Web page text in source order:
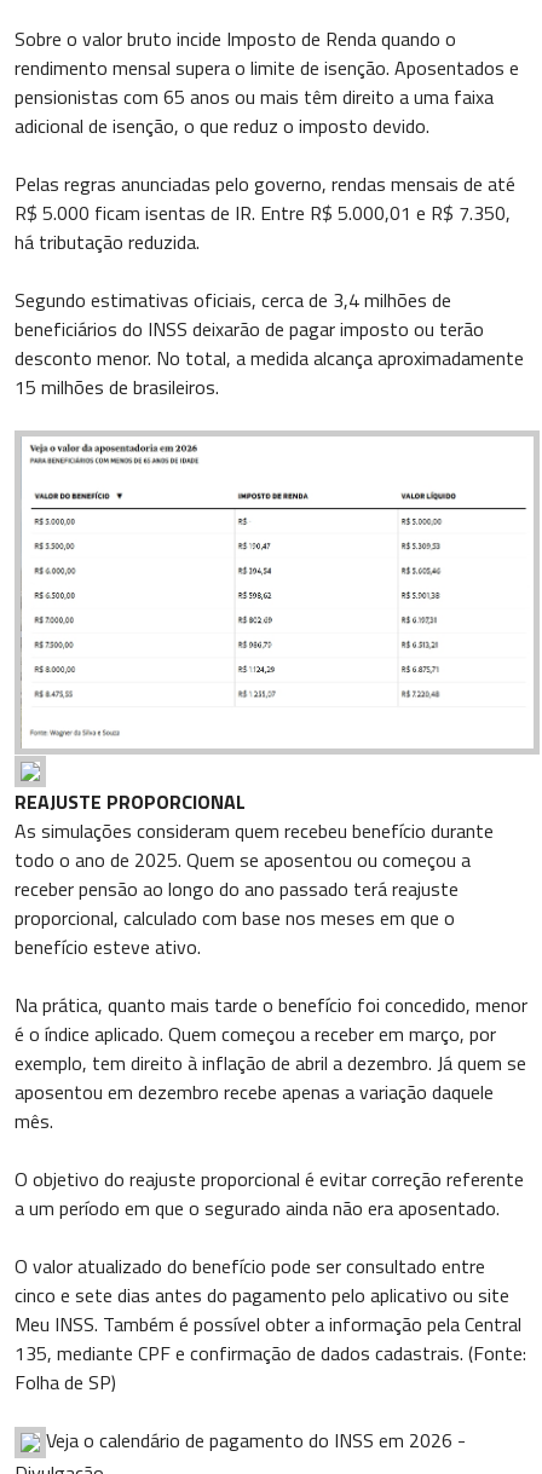
Sobre o valor bruto incide Imposto de Renda quando o
rendimento mensal supera o limite de isenção. Aposentados e
pensionistas com 65 anos ou mais têm direito a uma faixa
adicional de isenção, o que reduz o imposto devido.
Pelas regras anunciadas pelo governo, rendas mensais de até
R$ 5.000 ficam isentas de IR. Entre R$ 5.000,01 e R$ 7.350,
há tributação reduzida.
Segundo estimativas oficiais, cerca de 3,4 milhões de
beneficiários do INSS deixarão de pagar imposto ou terão
desconto menor. No total, a medida alcança aproximadamente
15 milhões de brasileiros.
REAJUSTE PROPORCIONAL
As simulações consideram quem recebeu benefício durante
todo o ano de 2025. Quem se aposentou ou começou a
receber pensão ao longo do ano passado terá reajuste
proporcional, calculado com base nos meses em que o
benefício esteve ativo.
Na prática, quanto mais tarde o benefício foi concedido, menor
é o índice aplicado. Quem começou a receber em março, por
exemplo, tem direito à inflação de abril a dezembro. Já quem se
aposentou em dezembro recebe apenas a variação daquele
mês.
O objetivo do reajuste proporcional é evitar correção referente
a um período em que o segurado ainda não era aposentado.
O valor atualizado do benefício pode ser consultado entre
cinco e sete dias antes do pagamento pelo aplicativo ou site
Meu INSS. Também é possível obter a informação pela Central
135, mediante CPF e confirmação de dados cadastrais. (Fonte:
Folha de SP)
Veja o calendário de pagamento do INSS em 2026 -